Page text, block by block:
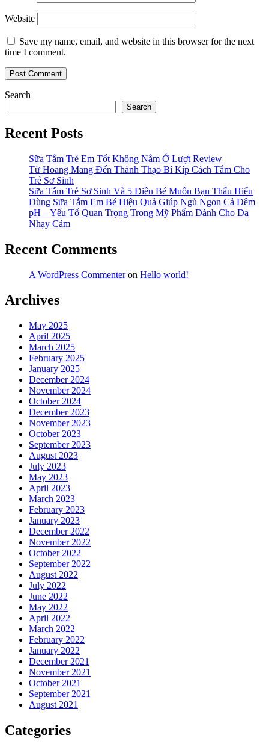
Website
Save my name, email, and website in this browser for the next
time I comment.
Search
Search
Recent Posts
Sữa Tắm Trẻ Em Tốt Không Nằm Ở Lượt Review
Từ Hoang Mang Đến Thành Thạo Bí Kíp Cách Tắm Cho
Trẻ Sơ Sinh
Sữa Tắm Trẻ Sơ Sinh Và 5 Điều Bé Muốn Bạn Thấu Hiểu
Dùng Sữa Tắm Em Bé Hiệu Quả Giúp Ngủ Ngon Cả Đêm
pH – Yếu Tố Quan Trọng Trong Mỹ Phẩm Dành Cho Da
Nhạy Cảm
Recent Comments
A WordPress Commenteron Hello world!
Archives
May 2025
April 2025
March 2025
February 2025
January 2025
December 2024
November 2024
October 2024
December 2023
November 2023
October 2023
September 2023
August 2023
July 2023
May 2023
April 2023
March 2023
February 2023
January 2023
December 2022
November 2022
October 2022
September 2022
August 2022
July 2022
June 2022
May 2022
April 2022
March 2022
February 2022
January 2022
December 2021
November 2021
October 2021
September 2021
August 2021
Categories